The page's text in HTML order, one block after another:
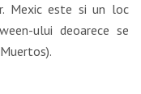
Mexic este si un loc
ului deoarece se